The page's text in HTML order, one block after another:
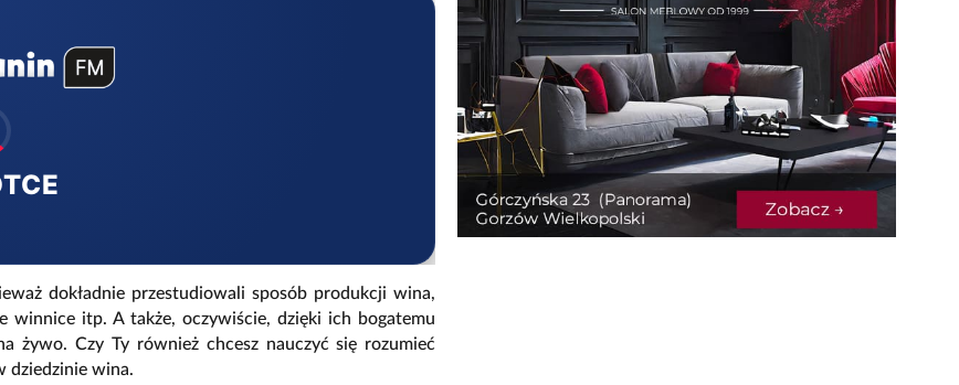
dokładnie przestudiowali sposób produkcji wina,
winnice itp. A także, oczywiście, dzięki ich bogatemu
Czy Ty również chcesz nauczyć się rozumieć
dziedzinie wina.